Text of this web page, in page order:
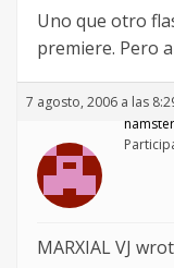
Uno que otro
premiere. Pero
7 agosto, 2006 a las
hamster
MARXIAL VJ